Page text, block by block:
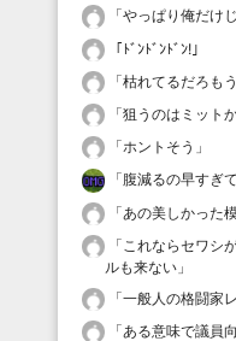
「やっぱり俺だけ
「 ﾄﾞﾝﾄﾞﾝﾄﾞﾝ! 」
「枯れてるだろもう
「狙うのはミット
「ホントそう 」
「腹減るの早すぎ
「あの美しかった
「 これならセワシ
ルも来ない 」
「一般人の格闘家
「ある意味で議員